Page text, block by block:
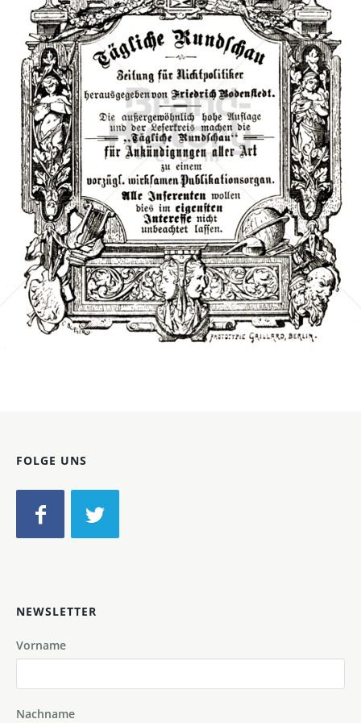
Tägliche Rundschau Tägliche Rundschau 1882
FOLGE UNS
NEWSLETTER
Vorname
Nachname